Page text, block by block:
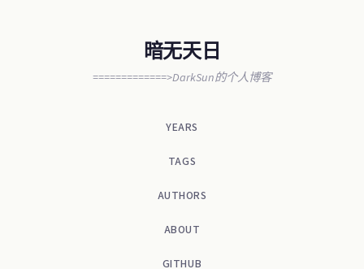
暗无天日
=============>DarkSun的个人博客
YEARS
TAGS
AUTHORS
ABOUT
GITHUB